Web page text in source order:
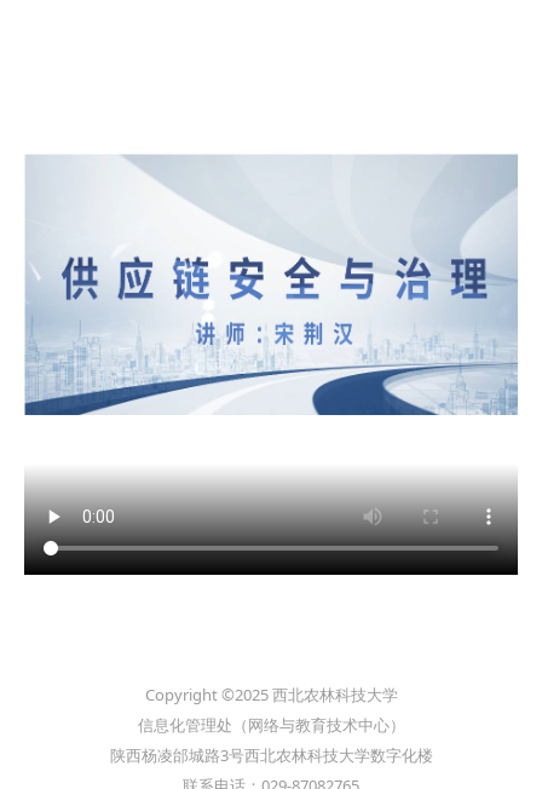
Copyright ©2025 西北农林科技大学
信息化管理处（网络与教育技术中心）
陕西杨凌邰城路3号西北农林科技大学数字化楼